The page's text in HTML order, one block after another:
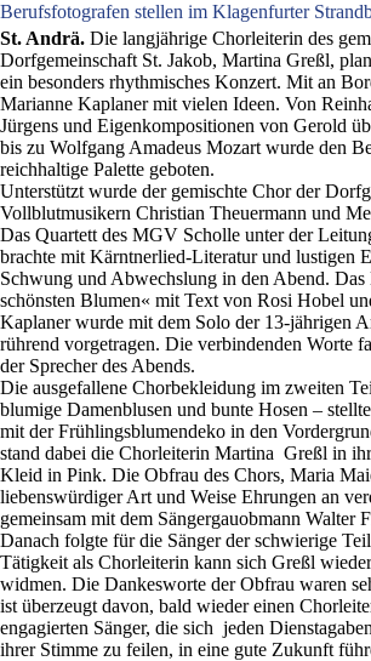
Berufsfotografen stellen im Klagenfurter
St. Andrä. Die langjährige Chorleiterin des
Dorfgemeinschaft St. Jakob, Martina Greßl,
ein besonders rhythmisches Konzert. Mit an
Marianne Kaplaner mit vielen Ideen. Von
Jürgens und Eigenkompositionen von Gerold
bis zu Wolfgang Amadeus Mozart wurde den
reichhaltige Palette geboten.
Unterstützt wurde der gemischte Chor der
Vollblutmusikern Christian Theuermann und
Das Quartett des MGV Scholle unter der
brachte mit Kärntnerlied-Literatur und lustigen
Schwung und Abwechslung in den Abend.
schönsten Blumen« mit Text von Rosi Hobel
Kaplaner wurde mit dem Solo der 13-jährigen
rührend vorgetragen. Die verbindenden Worte
der Sprecher des Abends.
Die ausgefallene Chorbekleidung im zweiten
blumige Damenblusen und bunte Hosen –
mit der Frühlingsblumendeko in den
stand dabei die Chorleiterin Martina Greßl in
Kleid in Pink. Die Obfrau des Chors, Maria
liebenswürdiger Art und Weise Ehrungen an
gemeinsam mit dem Sängergauobmann Walter
Danach folgte für die Sänger der schwierige
Tätigkeit als Chorleiterin kann sich Greßl
widmen. Die Dankesworte der Obfrau waren
ist überzeugt davon, bald wieder einen
engagierten Sänger, die sich jeden
ihrer Stimme zu feilen, in eine gute Zukunft